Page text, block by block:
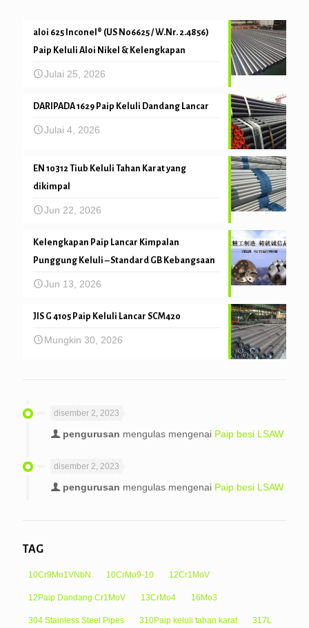
aloi 625 Inconel® (US N06625 / W.Nr. 2.4856)
Paip Keluli Aloi Nikel & Kelengkapan
Julai 25, 2026
DARIPADA 1629 Paip Keluli Dandang Lancar
Julai 4, 2026
EN 10312 Tiub Keluli Tahan Karat yang
dikimpal
Jun 22, 2026
Kelengkapan Paip Lancar Kimpalan
Punggung Keluli – Standard GB Kebangsaan
Jun 13, 2026
JIS G 4105 Paip Keluli Lancar SCM420
Mungkin 30, 2026
disember 2, 2023
pengurusan mengulas mengenai Paip besi LSAW
disember 2, 2023
pengurusan mengulas mengenai Paip besi LSAW
TAG
10Cr9Mo1VNbN 10CrMo9-10 12Cr1MoV
12Paip Dandang Cr1MoV 13CrMo4 16Mo3
304 Stainless Steel Pipes 310Paip keluli tahan karat 317L